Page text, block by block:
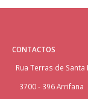
CONTACTOS
Rua Terras de Santa
3700 - 396 Arrifana